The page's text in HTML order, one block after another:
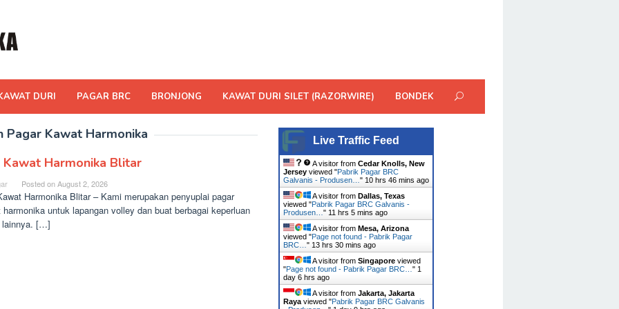
DURI PAGAR BRC BRONJONG KAWAT DURI SILET (RAZORWIRE) BONDEK
Pagar Kawat Harmonika
Kawat Harmonika Blitar
Posted onAugust 2, 2026
Harmonika Blitar – Kami merupakan penyuplai pagar
harmonika untuk lapangan volley dan buat berbagai keperluan
lainnya. […]
Live Traffic Feed
A visitor fromCedar Knolls, New
Jersey viewed "Pabrik Pagar BRC
Galvanis - Produsen…" 10 hrs 46 mins ago
A visitor fromDallas, Texas
viewed "Pabrik Pagar BRC Galvanis -
Produsen…" 11 hrs 5 mins ago
A visitor fromMesa, Arizona
viewed "Page not found - Pabrik Pagar
BRC…" 13 hrs 30 mins ago
A visitor fromSingapore viewed
"Page not found - Pabrik Pagar BRC…" 1
day 6 hrs ago
A visitor fromJakarta, Jakarta
Raya viewed "Pabrik Pagar BRC Galvanis